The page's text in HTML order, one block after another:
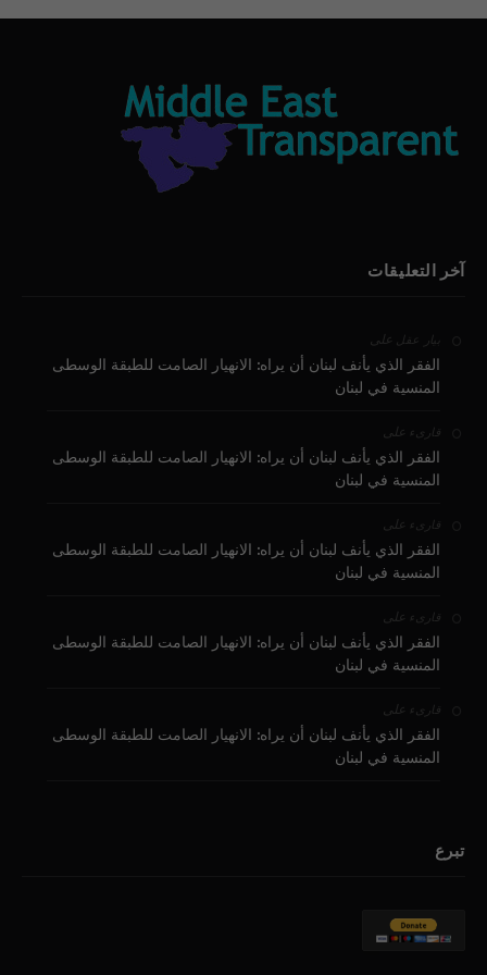
آخر التعليقات
بيار عقل على
الفقر الذي يأنف لبنان أن يراه: الانهيار الصامت للطبقة الوسطى
المنسية في لبنان
قارىء على
الفقر الذي يأنف لبنان أن يراه: الانهيار الصامت للطبقة الوسطى
المنسية في لبنان
قارىء على
الفقر الذي يأنف لبنان أن يراه: الانهيار الصامت للطبقة الوسطى
المنسية في لبنان
قارىء على
الفقر الذي يأنف لبنان أن يراه: الانهيار الصامت للطبقة الوسطى
المنسية في لبنان
قارىء على
الفقر الذي يأنف لبنان أن يراه: الانهيار الصامت للطبقة الوسطى
المنسية في لبنان
تبرع